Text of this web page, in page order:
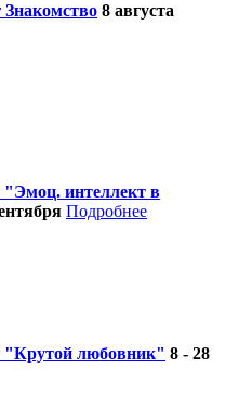
8 августа
"Эмоц. интеллект в
Подробнее
"Крутой любовник" 8 - 28